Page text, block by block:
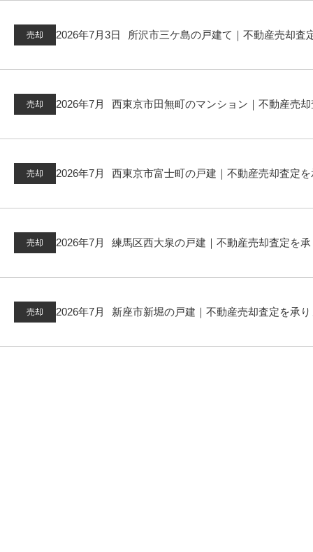
売却 2026年7月3日 所沢市三ケ島の戸建て｜不動産売却査定を
売却 2026年7月 西東京市田無町のマンション｜不動産売却査定を承
売却 2026年7月 西東京市富士町の戸建｜不動産売却査定を承
売却 2026年7月 練馬区西大泉の戸建｜不動産売却査定を
売却 2026年7月 新座市新堀の戸建｜不動産売却査定を承